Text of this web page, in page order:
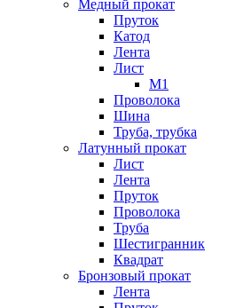
Медный прокат
Пруток
Катод
Лента
Лист
М1
Проволока
Шина
Труба, трубка
Латунный прокат
Лист
Лента
Пруток
Проволока
Труба
Шестигранник
Квадрат
Бронзовый прокат
Лента